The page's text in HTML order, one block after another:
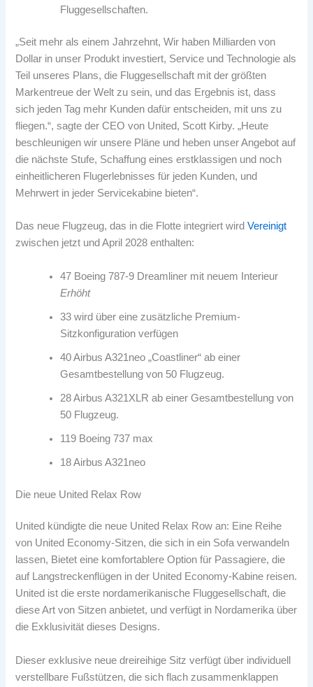
Fluggesellschaften.
„Seit mehr als einem Jahrzehnt, Wir haben Milliarden von
Dollar in unser Produkt investiert, Service und Technologie als
Teil unseres Plans, die Fluggesellschaft mit der größten
Markentreue der Welt zu sein, und das Ergebnis ist, dass
sich jeden Tag mehr Kunden dafür entscheiden, mit uns zu
fliegen.“, sagte der CEO von United, Scott Kirby. „Heute
beschleunigen wir unsere Pläne und heben unser Angebot auf
die nächste Stufe, Schaffung eines erstklassigen und noch
einheitlicheren Flugerlebnisses für jeden Kunden, und
Mehrwert in jeder Servicekabine bieten“.
Das neue Flugzeug, das in die Flotte integriert wirdVereinigt
zwischen jetzt und April 2028 enthalten:
47 Boeing 787-9 Dreamliner mit neuem Interieur
Erhöht
33 wird über eine zusätzliche Premium-
Sitzkonfiguration verfügen
40 Airbus A321neo „Coastliner“ ab einer
Gesamtbestellung von 50 Flugzeug.
28 Airbus A321XLR ab einer Gesamtbestellung von
50 Flugzeug.
119 Boeing 737 max
18 Airbus A321neo
Die neue United Relax Row
United kündigte die neue United Relax Row an: Eine Reihe
von United Economy-Sitzen, die sich in ein Sofa verwandeln
lassen, Bietet eine komfortablere Option für Passagiere, die
auf Langstreckenflügen in der United Economy-Kabine reisen.
United ist die erste nordamerikanische Fluggesellschaft, die
diese Art von Sitzen anbietet, und verfügt in Nordamerika über
die Exklusivität dieses Designs.
Dieser exklusive neue dreireihige Sitz verfügt über individuell
verstellbare Fußstützen, die sich flach zusammenklappen